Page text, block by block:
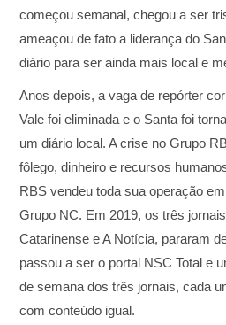
começou semanal, chegou a ser
ameaçou de fato a liderança do
diário para ser ainda mais local e
Anos depois, a vaga de repórter
Vale foi eliminada e o Santa foi
um diário local. A crise no Grupo
fôlego, dinheiro e recursos
RBS vendeu toda sua operação
Grupo NC. Em 2019, os três
Catarinense e A Notícia, pararam
passou a ser o portal NSC Total e
de semana dos três jornais, cada
com conteúdo igual.